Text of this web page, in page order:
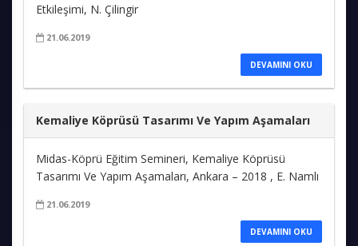
Etkileşimi, N. Çilingir
21.06.2019
DEVAMINI OKU
Kemaliye Köprüsü Tasarımı Ve Yapım Aşamaları
Midas-Köprü Eğitim Semineri, Kemaliye Köprüsü
Tasarımı Ve Yapım Aşamaları, Ankara – 2018 , E. Namlı
21.06.2019
DEVAMINI OKU